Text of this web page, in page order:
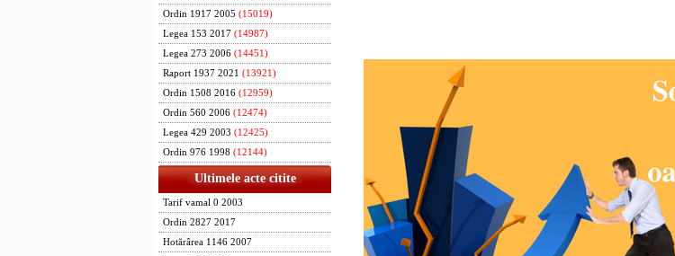
Ordin 1917 2005 (15019)
Legea 153 2017 (14987)
Legea 273 2006 (14451)
Raport 1937 2021 (13921)
Ordin 1508 2016 (12959)
Ordin 560 2006 (12474)
Legea 429 2003 (12425)
Ordin 976 1998 (12144)
Ultimele acte citite
Tarif vamal 0 2003
Ordin 2827 2017
Hotărârea 1146 2007